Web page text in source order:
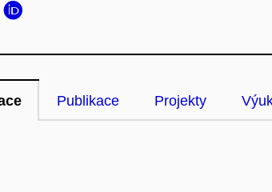
Publikace Projekty